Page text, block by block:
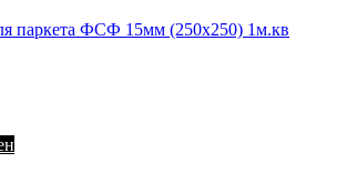
паркета ФСФ 15мм (250х250) 1м.кв